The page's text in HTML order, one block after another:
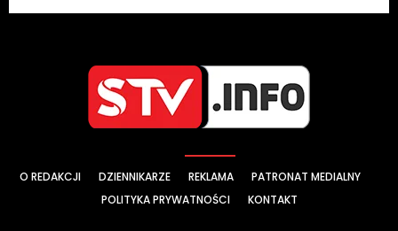
O REDAKCJI DZIENNIKARZE REKLAMA
PATRONAT MEDIALNY
POLITYKA PRYWATNOŚCI
KONTAKT